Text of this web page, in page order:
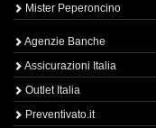
Mister Peperoncino
Agenzie Banche
Assicurazioni Italia
Outlet Italia
Preventivato.it